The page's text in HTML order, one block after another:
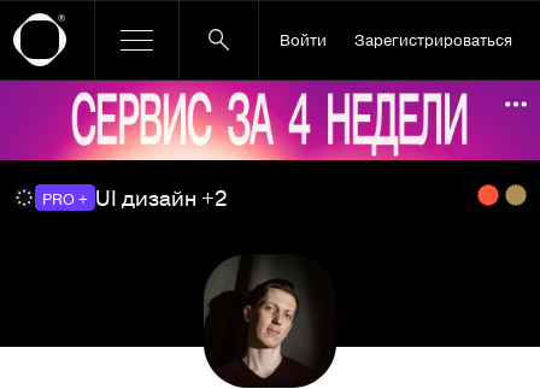
Войти Зарегистрироваться
Ссылка баннера
PRO + UI дизайн +2